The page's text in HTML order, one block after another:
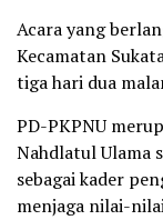
Acara yang
Kecamatan
tiga hari dua
PD-PKPNU
Nahdlatul Ulama
sebagai kader
menjaga nilai-